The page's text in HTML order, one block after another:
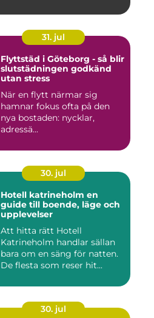
31. jul
Flyttstäd i Göteborg - så blir
slutstädningen godkänd
utan stress
När en flytt närmar sig
hamnar fokus ofta på den
nya bostaden: nycklar,
adressä...
30. jul
Hotell katrineholm en
guide till boende, läge och
upplevelser
Att hitta rätt Hotell
Katrineholm handlar sällan
bara om en säng för natten.
De flesta som reser hit...
30. jul